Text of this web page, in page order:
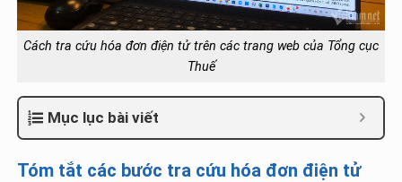
Cách tra cứu hóa đơn điện tử trên các trang web của Tổng cục
Thuế
Mục lục bài viết
Tóm tắt các bước tra cứu hóa đơn điện tử